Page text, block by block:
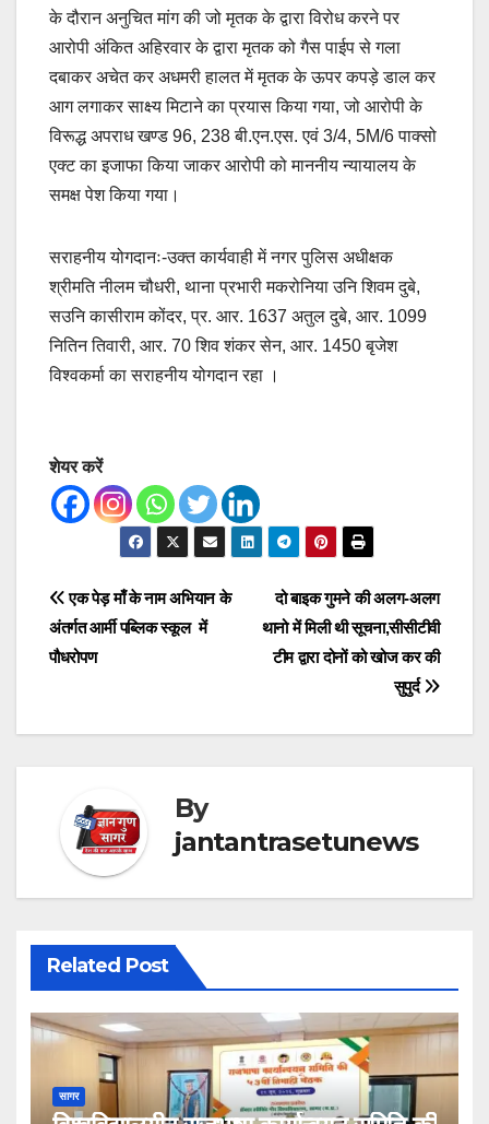
के दौरान अनुचित मांग की जो मृतक के द्वारा विरोध करने पर
आरोपी अंकित अहिरवार के द्वारा मृतक को गैस पाईप से गला
दबाकर अचेत कर अधमरी हालत में मृतक के ऊपर कपड़े डाल कर
आग लगाकर साक्ष्य मिटाने का प्रयास किया गया, जो आरोपी के
विरूद्ध अपराध खण्ड 96, 238 बी.एन.एस. एवं 3/4, 5M/6 पाक्सो
एक्ट का इजाफा किया जाकर आरोपी को माननीय न्यायालय के
समक्ष पेश किया गया।
सराहनीय योगदानः-उक्त कार्यवाही में नगर पुलिस अधीक्षक
श्रीमति नीलम चौधरी, थाना प्रभारी मकरोनिया उनि शिवम दुबे,
सउनि कासीराम कोंदर, प्र. आर. 1637 अतुल दुबे, आर. 1099
नितिन तिवारी, आर. 70 शिव शंकर सेन, आर. 1450 बृजेश
विश्वकर्मा का सराहनीय योगदान रहा ।
शेयर करें
Post
navigation
दो बाइक गुमने की अलग-अलग
थानो में मिली थी सूचना,सीसीटीवी
टीम द्वारा दोनों को खोज कर की
सुपुर्द
एक पेड़ माँ के नाम अभियान के
अंतर्गत आर्मी पब्लिक स्कूल में
पौधरोपण
By
jantantrasetunews
Related Post
सागर